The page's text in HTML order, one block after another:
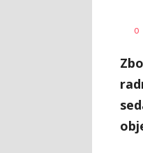
AUTOR
0